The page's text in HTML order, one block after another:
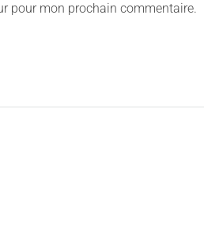
pour mon prochain commentaire.